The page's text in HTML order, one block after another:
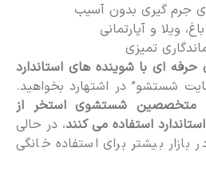
جرم گیری بدون آسیب
ویلا و آپارتمانی
تمیزی
ای با شوینده های استاندارد
شستشو” در اشتهارد بخواهید.
متخصصین شستشوی استخر از
استفاده می کنند، در حالی
بیشتر برای استفاده خانگی